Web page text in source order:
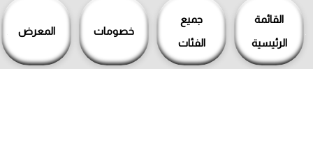
القائمة
الرئيسية
جميع
الفئات
خصومات المعرض